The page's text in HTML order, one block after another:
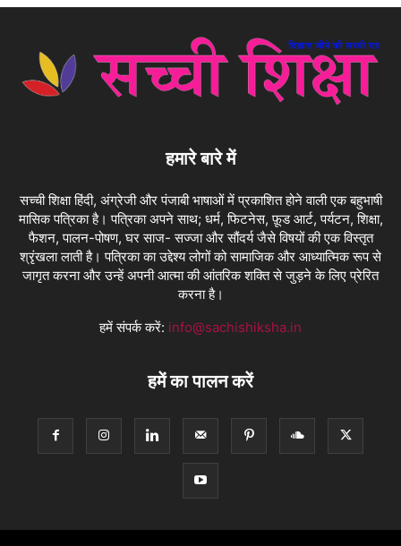
हमारे बारे में
सच्ची शिक्षा हिंदी, अंग्रेजी और पंजाबी भाषाओं में प्रकाशित होने वाली एक बहुभाषी
मासिक पत्रिका है। पत्रिका अपने साथ; धर्म, फिटनेस, फ़ूड आर्ट, पर्यटन, शिक्षा,
फैशन, पालन-पोषण, घर साज- सज्जा और सौंदर्य जैसे विषयों की एक विस्तृत
श्रृंखला लाती है। पत्रिका का उद्देश्य लोगों को सामाजिक और आध्यात्मिक रूप से
जागृत करना और उन्हें अपनी आत्मा की आंतरिक शक्ति से जुड़ने के लिए प्रेरित
करना है।
हमें संपर्क करें: info@sachishiksha.in
हमें का पालन करें